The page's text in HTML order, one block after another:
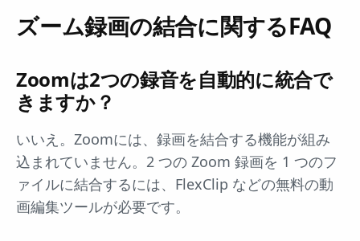
ズーム録画の結合に関するFAQ
Zoomは2つの録音を自動的に統合で
きますか？
いいえ。Zoomには、録画を結合する機能が組み
込まれていません。2 つの Zoom 録画を 1 つのフ
ァイルに結合するには、FlexClip などの無料の動
画編集ツールが必要です。